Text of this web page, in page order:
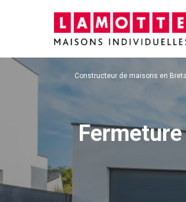
Constructeur de maisons en